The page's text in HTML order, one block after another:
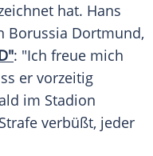
hat. Hans
Borussia Dortmund,
: "Ich freue mich
er vorzeitig
im Stadion
verbüßt, jeder